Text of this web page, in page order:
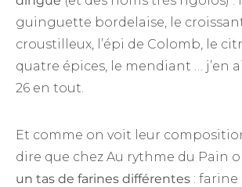
guinguette bordelaise, le
croustilleux, l’épi de Colomb, le
quatre épices, le mendiant … j’en
26 en tout.
Et comme on voit leur
dire que chez Au rythme du Pain
un tas de farines différentes : farine